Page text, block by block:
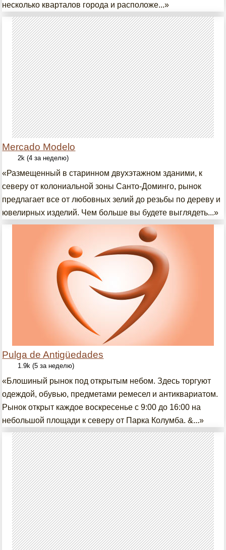
несколько кварталов города и расположе...»
Mercado Modelo
2k (4 за неделю)
«Размещенный в старинном двухэтажном зданими, к
северу от колониальной зоны Санто-Доминго, рынок
предлагает все от любовных зелий до резьбы по дереву и
ювелирных изделий. Чем больше вы будете выглядеть...»
Pulga de Antigüedades
1.9k (5 за неделю)
«Блошиный рынок под открытым небом. Здесь торгуют
одеждой, обувью, предметами ремесел и антиквариатом.
Рынок открыт каждое воскресенье с 9:00 до 16:00 на
небольшой площади к северу от Парка Колумба. &...»